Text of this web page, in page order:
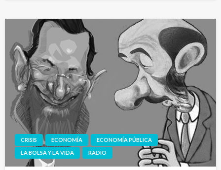
CRISIS ECONOMÍA
ECONOMÍA PÚBLICA
LA BOLSA Y LA VIDA
RADIO